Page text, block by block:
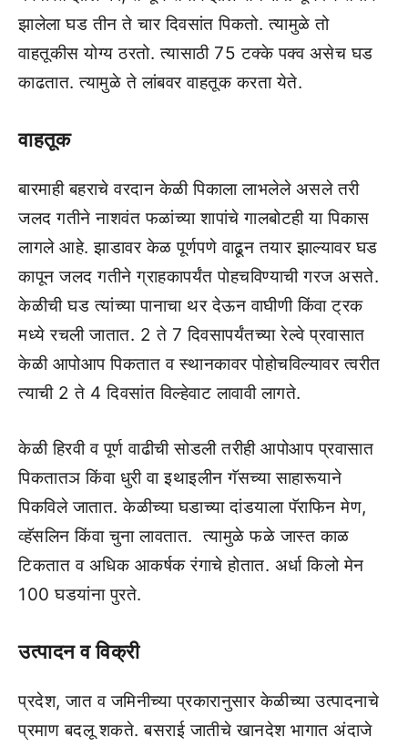
झालेला घड तीन ते चार दिवसांत पिकतो. त्‍यामुळे तो
वाहतूकीस योग्‍य ठरतो. त्‍यासाठी 75 टक्‍के पक्‍व असेच घड
काढतात. त्‍यामुळे ते लांबवर वाहतूक करता येते.
वाहतूक
बारमाही बहराचे वरदान केळी पिकाला लाभलेले असले तरी
जलद गतीने नाशवंत फळांच्‍या शापांचे गालबोटही या पिकास
लागले आहे. झाडावर केळ पूर्णपणे वाढून तयार झाल्‍यावर घड
कापून जलद गतीने ग्राहकापर्यंत पोहचविण्‍याची गरज असते.
केळीची घड त्‍यांच्‍या पानाचा थर देऊन वाघीणी किंवा ट्रक
मध्‍ये रचली जातात. 2 ते 7 दिवसापर्यंतच्‍या रेल्‍वे प्रवासात
केळी आपोआप पिकतात व स्‍थानकावर पोहोचविल्‍यावर त्‍वरीत
त्‍याची 2 ते 4 दिवसांत विल्‍हेवाट लावावी लागते.
केळी हिरवी व पूर्ण वाढीची सोडली तरीही आपोआप प्रवासात
पिकतातञ किंवा धुरी वा इथाइलीन गॅसच्‍या साहारूयाने
पिकविले जातात. केळीच्‍या घडाच्‍या दांडयाला पॅराफिन मेण,
व्‍हॅसलिन किंवा चुना लावतात. त्‍यामुळे फळे जास्‍त काळ
टिकतात व अधिक आकर्षक रंगाचे होतात. अर्धा किलो मेन
100 घडयांना पुरते.
उत्‍पादन व विक्री
प्रदेश, जात व जमिनीच्‍या प्रकारानुसार केळीच्‍या उत्‍पादनाचे
प्रमाण बदलू शकते. बसराई जातीचे खानदेश भागात अंदाजे